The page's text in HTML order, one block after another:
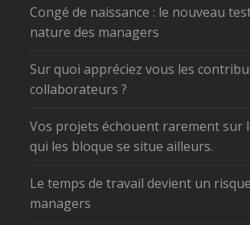
Congé de naissance : le nouveau
nature des managers
Sur quoi appréciez vous les
collaborateurs ?
Vos projets échouent rarement sur
qui les bloque se situe ailleurs.
Le temps de travail devient un
managers